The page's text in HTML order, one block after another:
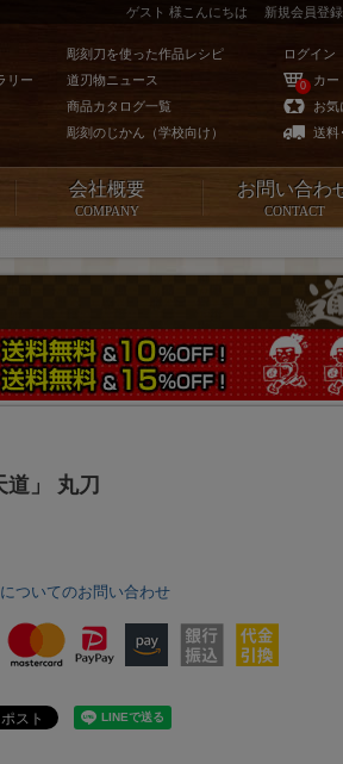
リー
彫刻刀を使った作品レシピ
道刃物ニュース
商品カタログ一覧
彫刻のじかん（学校向け）
ログイン
0
カー
お気
送料
ゲスト 様こんにちは 新規会員登録
会社概要
COMPANY
お問い合わ
CONTACT
」 丸刀
ついてのお問い合わせ